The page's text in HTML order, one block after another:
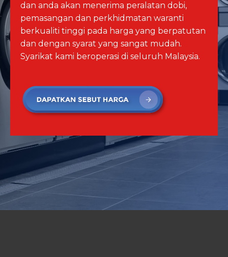
dan anda akan menerima peralatan dobi,
pemasangan dan perkhidmatan waranti
berkualiti tinggi pada harga yang berpatutan
dan dengan syarat yang sangat mudah.
Syarikat kami beroperasi di seluruh Malaysia.